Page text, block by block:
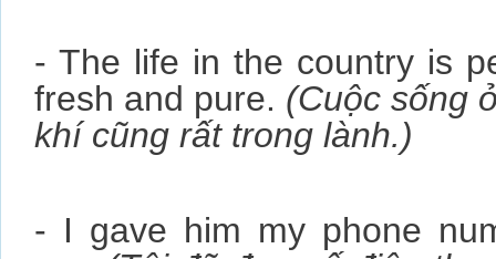
- The life in the country is
fresh and pure. (Cuộc sống
khí cũng rất trong lành.)
- I gave him my phone